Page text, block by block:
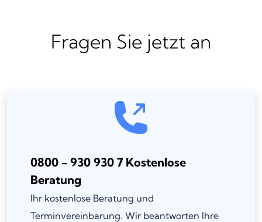
Fragen Sie jetzt an
0800 - 930 930 7 Kostenlose
Beratung
Ihr kostenlose Beratung und
Terminvereinbarung. Wir beantworten Ihre